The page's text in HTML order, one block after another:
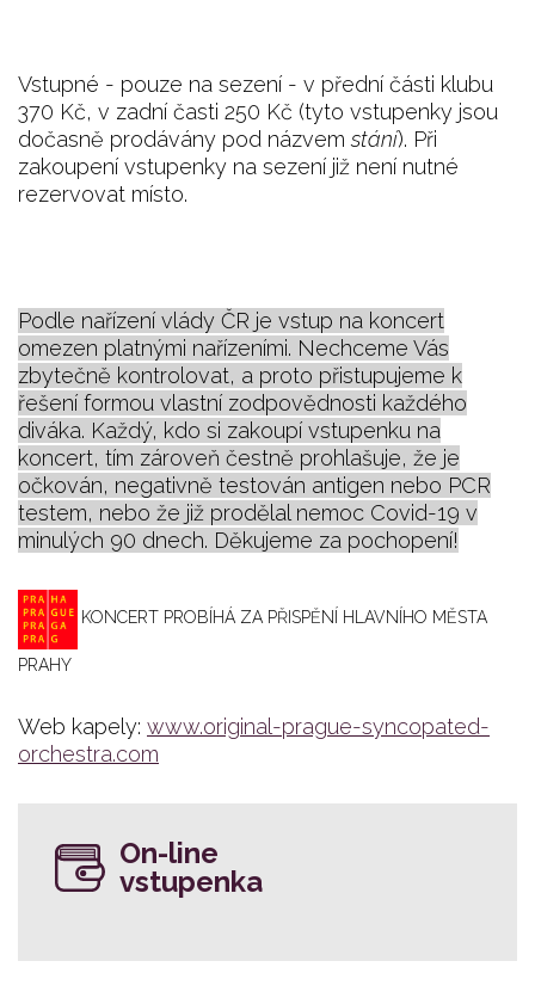
Vstupné - pouze na sezení - v přední části klubu
370 Kč, v zadní časti 250 Kč (tyto vstupenky jsou
dočasně prodávány pod názvem stání). Při
zakoupení vstupenky na sezení již není nutné
rezervovat místo.
Podle nařízení vlády ČR je vstup na koncert
omezen platnými nařízeními. Nechceme Vás
zbytečně kontrolovat, a proto přistupujeme k
řešení formou vlastní zodpovědnosti každého
diváka. Každý, kdo si zakoupí vstupenku na
koncert, tím zároveň čestně prohlašuje, že je
očkován, negativně testován antigen nebo PCR
testem, nebo že již prodělal nemoc Covid-19 v
minulých 90 dnech. Děkujeme za pochopení!
KONCERT PROBÍHÁ ZA PŘISPĚNÍ HLAVNÍHO MĚSTA
PRAHY
Web kapely: www.original-prague-syncopated-
orchestra.com
On-line
vstupenka